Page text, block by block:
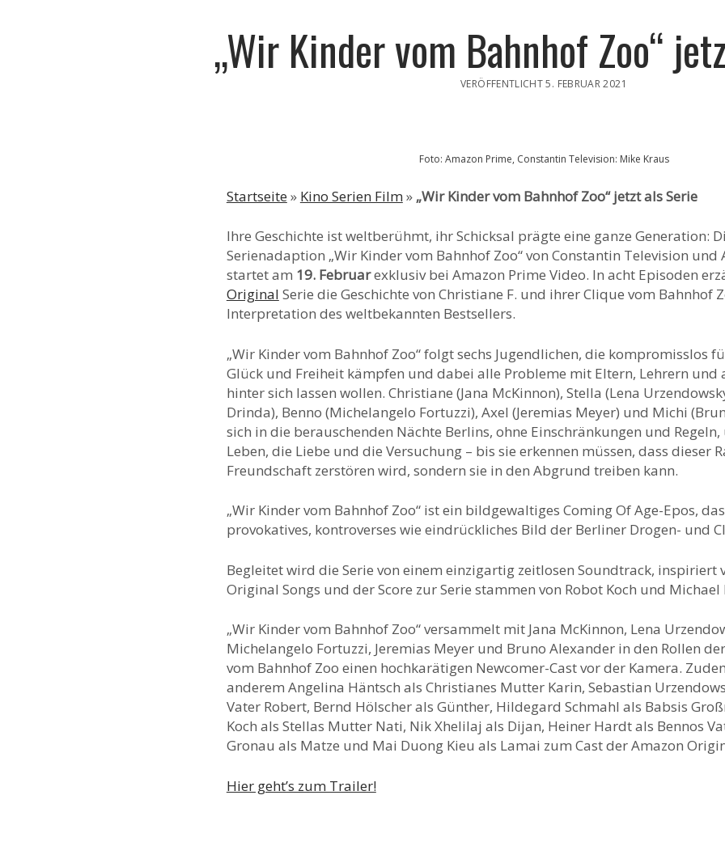
„Wir Kinder vom Bahnhof Zoo“
VERÖFFENTLICHT 5. FEBRUAR 2021
Foto: Amazon Prime, Constantin Television: Mike Kraus
Startseite » Kino Serien Film» „Wir Kinder vom Bahnhof Zoo“ jetzt als Serie
Ihre Geschichte ist weltberühmt, ihr Schicksal prägte eine ganze Generation:
Serienadaption „Wir Kinder vom Bahnhof Zoo“ von Constantin Television und
startet am 19. Februarexklusiv bei Amazon Prime Video. In acht Episoden
Original Serie die Geschichte von Christiane F. und ihrer Clique vom Bahnhof
Interpretation des weltbekannten Bestsellers.
„Wir Kinder vom Bahnhof Zoo“ folgt sechs Jugendlichen, die kompromisslos
Glück und Freiheit kämpfen und dabei alle Probleme mit Eltern, Lehrern und
hinter sich lassen wollen. Christiane (Jana McKinnon), Stella (Lena
Drinda), Benno (Michelangelo Fortuzzi), Axel (Jeremias Meyer) und Michi
sich in die berauschenden Nächte Berlins, ohne Einschränkungen und
Leben, die Liebe und die Versuchung – bis sie erkennen müssen, dass dieser
Freundschaft zerstören wird, sondern sie in den Abgrund treiben kann.
„Wir Kinder vom Bahnhof Zoo“ ist ein bildgewaltiges Coming Of Age-Epos,
provokatives, kontroverses wie eindrückliches Bild der Berliner Drogen- und
Begleitet wird die Serie von einem einzigartig zeitlosen Soundtrack, inspiriert
Original Songs und der Score zur Serie stammen von Robot Koch und Michael
„Wir Kinder vom Bahnhof Zoo“ versammelt mit Jana McKinnon, Lena
Michelangelo Fortuzzi, Jeremias Meyer und Bruno Alexander in den Rollen
vom Bahnhof Zoo einen hochkarätigen Newcomer-Cast vor der Kamera.
anderem Angelina Häntsch als Christianes Mutter Karin, Sebastian
Vater Robert, Bernd Hölscher als Günther, Hildegard Schmahl als Babsis
Koch als Stellas Mutter Nati, Nik Xhelilaj als Dijan, Heiner Hardt als Bennos
Gronau als Matze und Mai Duong Kieu als Lamai zum Cast der Amazon
Hier geht’s zum Trailer!